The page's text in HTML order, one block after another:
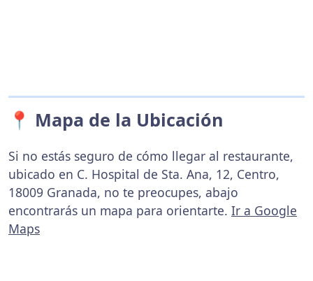
📍 Mapa de la Ubicación
Si no estás seguro de cómo llegar al restaurante,
ubicado en C. Hospital de Sta. Ana, 12, Centro,
18009 Granada, no te preocupes, abajo
encontrarás un mapa para orientarte. Ir a Google
Maps